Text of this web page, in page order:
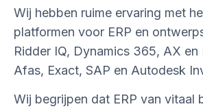
Wij hebben ruime ervaring met
platformen voor ERP en
Ridder IQ, Dynamics 365, AX en
Afas, Exact, SAP en Autodesk
Wij begrijpen dat ERP van vitaal